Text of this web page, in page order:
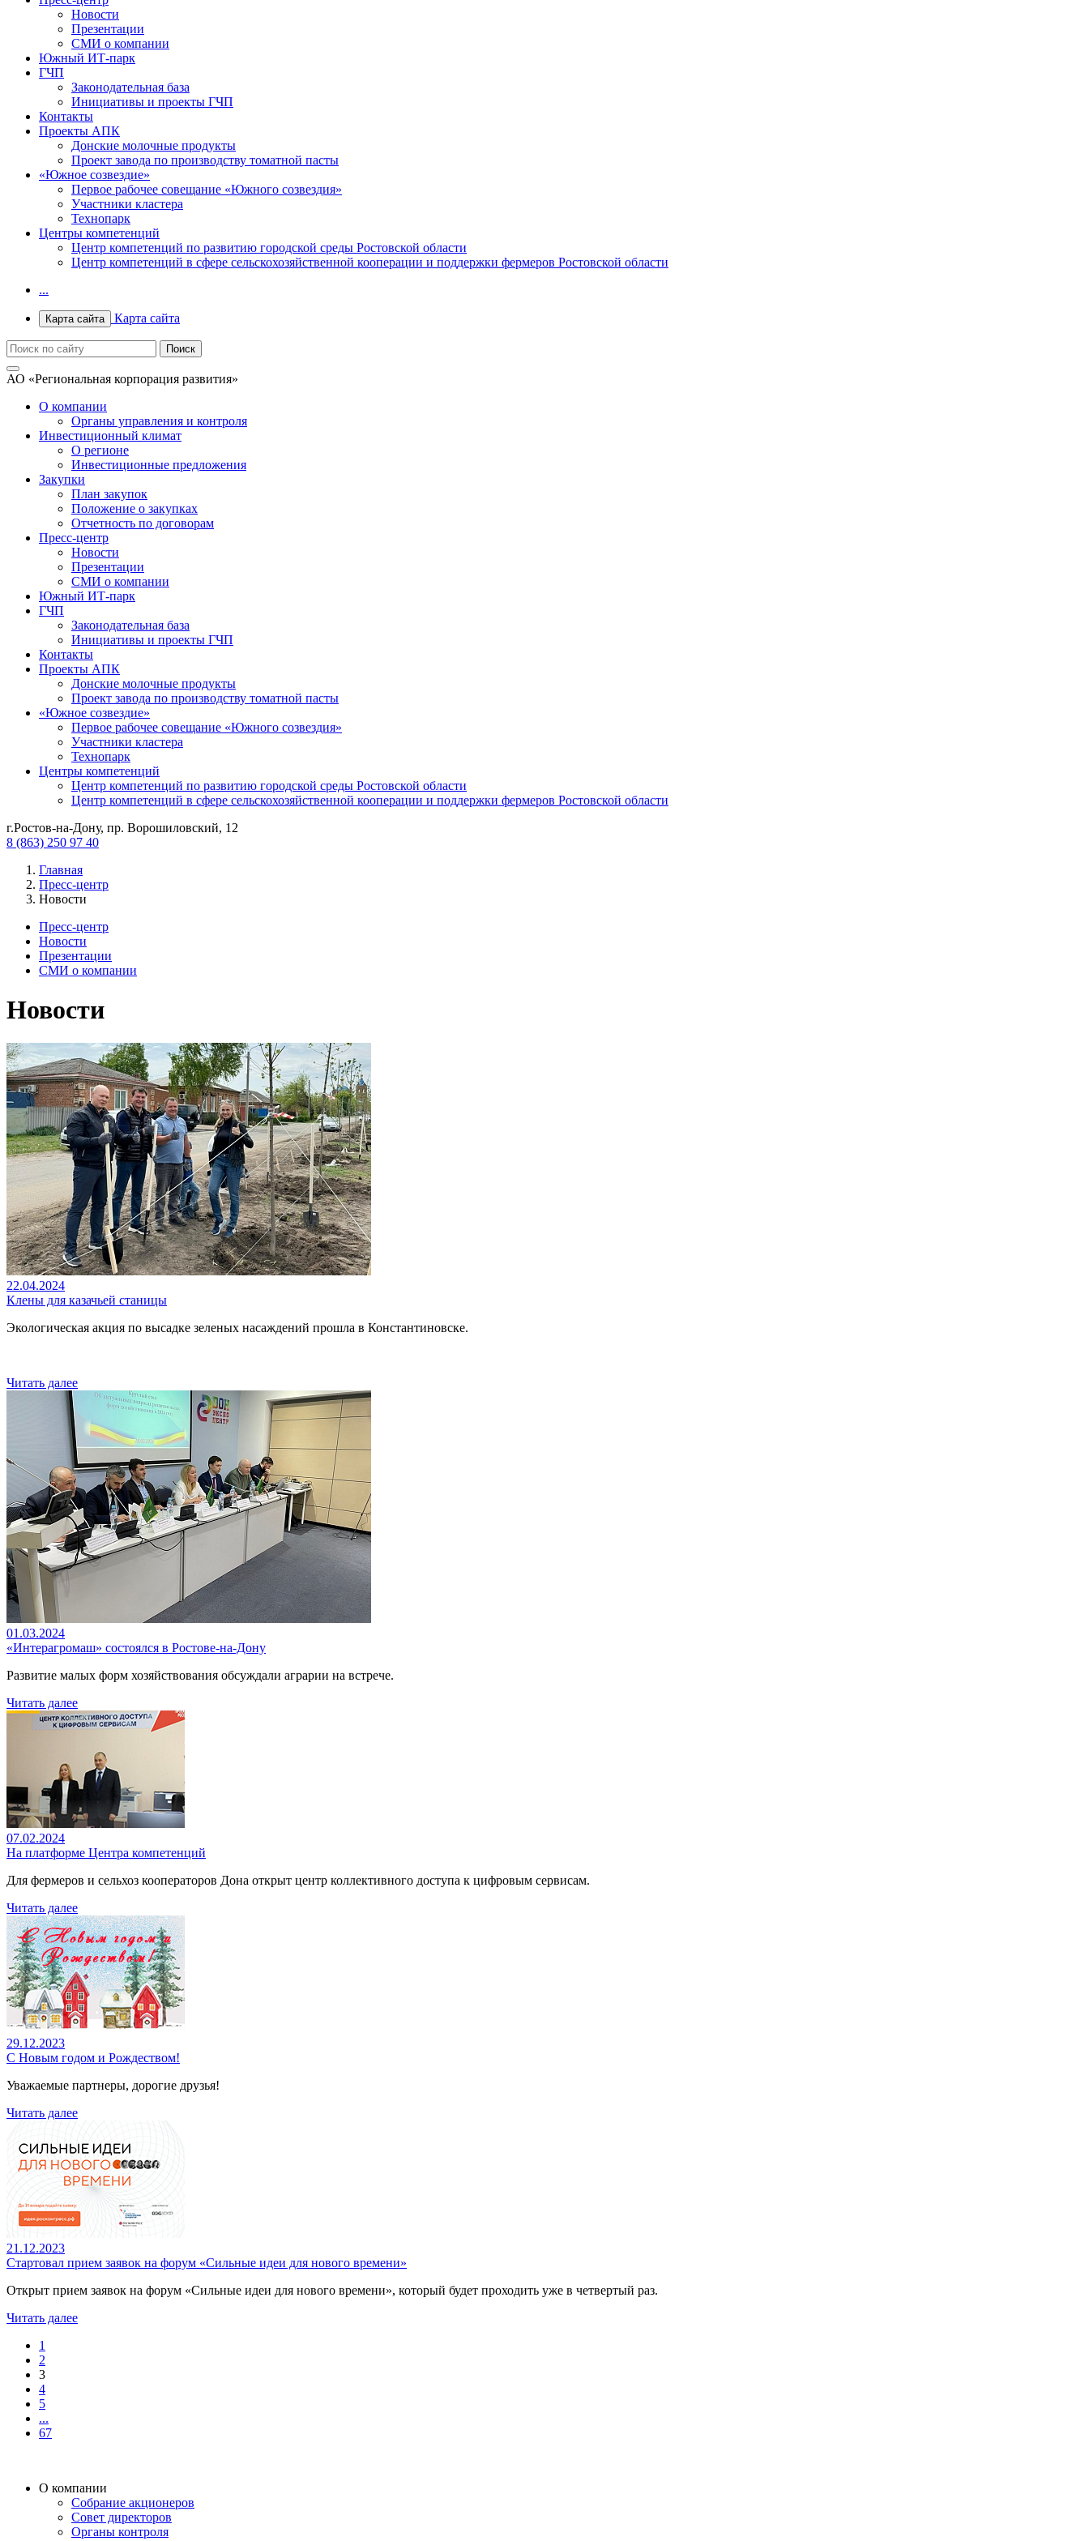
Новости
Презентации
СМИ о компании
Южный ИТ-парк
ГЧП
Законодательная база
Инициативы и проекты ГЧП
Контакты
Проекты АПК
Донские молочные продукты
Проект завода по производству томатной пасты
«Южное созвездие»
Первое рабочее совещание «Южного созвездия»
Участники кластера
Технопарк
Центры компетенций
Центр компетенций по развитию городской среды Ростовской области
Центр компетенций в сфере сельскохозяйственной кооперации и поддержки фермеров Ростовской области
...
Карта сайта Карта сайта
АО «Региональная корпорация развития»
О компании
Органы управления и контроля
Инвестиционный климат
О регионе
Инвестиционные предложения
Закупки
План закупок
Положение о закупках
Отчетность по договорам
Пресс-центр
Новости
Презентации
СМИ о компании
Южный ИТ-парк
ГЧП
Законодательная база
Инициативы и проекты ГЧП
Контакты
Проекты АПК
Донские молочные продукты
Проект завода по производству томатной пасты
«Южное созвездие»
Первое рабочее совещание «Южного созвездия»
Участники кластера
Технопарк
Центры компетенций
Центр компетенций по развитию городской среды Ростовской области
Центр компетенций в сфере сельскохозяйственной кооперации и поддержки фермеров Ростовской области
г.Ростов-на-Дону, пр. Ворошиловский, 12
8 (863) 250 97 40
Главная
Пресс-центр
Новости
Пресс-центр
Новости
Презентации
СМИ о компании
Новости
22.04.2024
Клены для казачьей станицы
Экологическая акция по высадке зеленых насаждений прошла в Константиновске.
Читать далее
01.03.2024
«Интерагромаш» состоялся в Ростове-на-Дону
Развитие малых форм хозяйствования обсуждали аграрии на встрече.
Читать далее
07.02.2024
На платформе Центра компетенций
Для фермеров и сельхоз кооператоров Дона открыт центр коллективного доступа к цифровым сервисам.
Читать далее
29.12.2023
С Новым годом и Рождеством!
Уважаемые партнеры, дорогие друзья!
Читать далее
21.12.2023
Стартовал прием заявок на форум «Сильные идеи для нового времени»
Открыт прием заявок на форум «Сильные идеи для нового времени», который будет проходить уже в четвертый раз.
Читать далее
1
2
3
4
5
...
67
О компании
Собрание акционеров
Совет директоров
Органы контроля